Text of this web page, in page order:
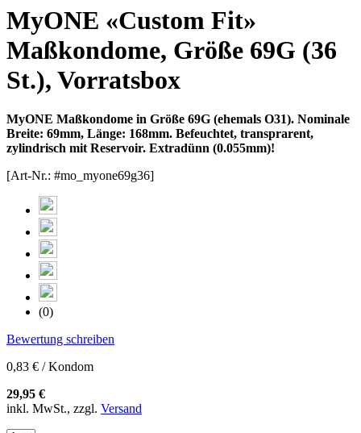
MyONE «Custom Fit»
Maßkondome, Größe 69G (36
St.), Vorratsbox
MyONE Maßkondome in Größe 69G (ehemals O31). Nominale
Breite: 69mm, Länge: 168mm. Befeuchtet, transprarent,
zylindrisch mit Reservoir. Extradünn (0.055mm)!
[Art-Nr.: #mo_myone69g36]
(0)
Bewertung schreiben
0,83 € / Kondom
29,95 €
inkl. MwSt., zzgl. Versand